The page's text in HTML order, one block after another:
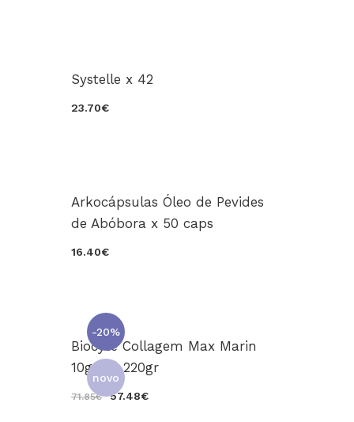
Systelle x 42
23.70€
Arkocápsulas Óleo de Pevides
de Abóbora x 50 caps
16.40€
-20%
novo
Biocyte Collagem Max Marin
10gr Pó 220gr
71.85€ 57.48€